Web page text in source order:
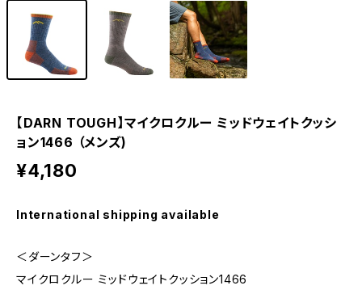
【DARN TOUGH】マイクロクルー ミッドウェイトクッシ
ョン1466 （メンズ)
¥4,180
International shipping available
＜ダーンタフ＞
マイクロクルー ミッドウェイトクッション1466